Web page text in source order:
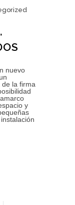
nuevo
la firma
y